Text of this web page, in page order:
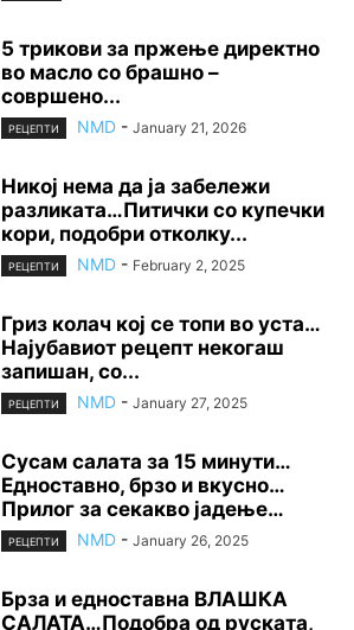
5 трикови за пржење директно
во масло со брашно –
совршено...
РЕЦЕПТИ NMD - January 21, 2026
Никој нема да ја забележи
разликата…Питички со купечки
кори, подобри отколку...
РЕЦЕПТИ NMD - February 2, 2025
Гриз колач кој се топи во уста…
Најубавиот рецепт некогаш
запишан, со...
РЕЦЕПТИ NMD - January 27, 2025
Сусам салата за 15 минути…
Едноставно, брзо и вкусно…
Прилог за секакво јадење…
РЕЦЕПТИ NMD - January 26, 2025
Брза и едноставна ВЛАШКА
САЛАТА…Подобра од руската,